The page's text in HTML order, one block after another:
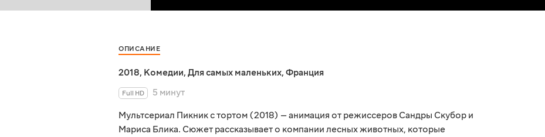
ОПИСАНИЕ
2018, Комедии, Для самых маленьких, Франция
Full HD
5 минут
Мультсериал Пикник с тортом (2018) — анимация от режиссеров Сандры Скубор и
Мариса Блика. Сюжет рассказывает о компании лесных животных, которые